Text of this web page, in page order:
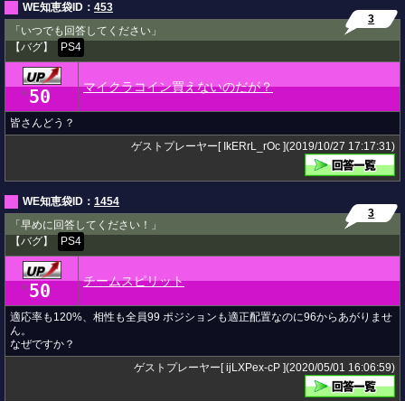
WE知恵袋ID： 453
「いつでも回答してください」
【バグ】
PS4
3
★ 50 マイクラコイン買えないのだが？
皆さんどう？
ゲストプレーヤー[ IkERrL_rOc ](2019/10/27 17:17:31)
WE知恵袋ID： 1454
「早めに回答してください！」
【バグ】
PS4
3
★ 50 チームスピリット
適応率も120%、相性も全員99 ポジションも適正配置なのに96からあがりませ
ん。
なぜですか？
ゲストプレーヤー[ ijLXPex-cP ](2020/05/01 16:06:59)